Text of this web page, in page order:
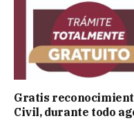
Gratis
Civil, durante todo